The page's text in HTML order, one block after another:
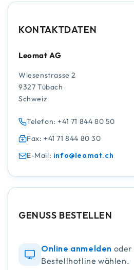
KONTAKTDATEN
Leomat AG
Wiesenstrasse 2
9327 Tübach
Schweiz
Telefon: +41 71 844 80 50
Fax: +41 71 844 80 30
E-Mail: info@leomat.ch
GENUSS BESTELLEN
Online anmelden oder
Bestellhotline wählen.